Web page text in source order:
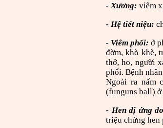
- Xương: viêm
- Hệ tiết niệu:
- Viêm phổi: ở
đờm, khò khè,
thở, ho, người
phổi. Bệnh
Ngoài ra nấm
(funguns ball) ở
- Hen dị ứng
triệu chứng hen